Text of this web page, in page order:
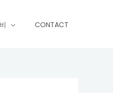
CONTACT